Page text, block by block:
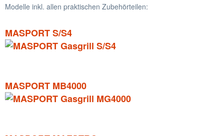
Modelle inkl. allen praktischen Zubehörteilen:
MASPORT S/S4
MASPORT MB4000